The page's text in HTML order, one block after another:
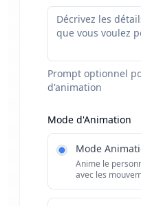
Prompt optionnel
d'animation
Mode d'Animation
Mode
Anime le
avec les